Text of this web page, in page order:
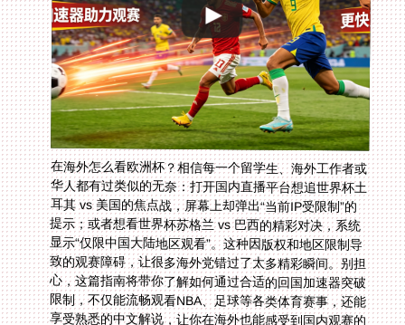
在海外怎么看欧洲杯？相信每一个留学生、海外工作者或
华人都有过类似的无奈：打开国内直播平台想追世界杯土
耳其 vs 美国的焦点战，屏幕上却弹出“当前IP受限制”的
提示；或者想看世界杯苏格兰 vs 巴西的精彩对决，系统
显示“仅限中国大陆地区观看”。这种因版权和地区限制导
致的观赛障碍，让很多海外党错过了太多精彩瞬间。别担
心，这篇指南将带你了解如何通过合适的回国加速器突破
限制，不仅能流畅观看NBA、足球等各类体育赛事，还能
享受熟悉的中文解说，让你在海外也能感受到国内观赛的